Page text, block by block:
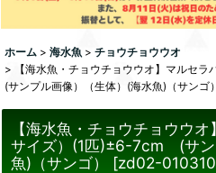
ホーム > 海水魚 > チョウチョウウオ
>
【海水魚・チョウチョウウオ】マルセ
(サンプル画像）（生体）(海水魚)（サンゴ）
【海水魚・チョウチョウウ
サイズ）(1匹)±6-7cm (サン
魚)（サンゴ）
[zd02-